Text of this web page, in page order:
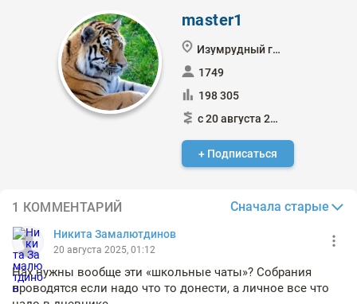
master1
Изумрудный город
1749
198 305
с 20 августа 2021
+ Подписаться
1 КОММЕНТАРИЙ Сначала старые
Никита Замалютдинов
20 августа 2025, 01:12
Нах нужны вообще эти «школьные чаты»? Собрания
проводятся если надо что то донести, а личное все что